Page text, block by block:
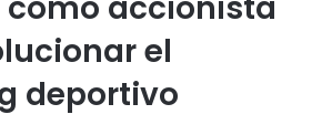
el
deportivo